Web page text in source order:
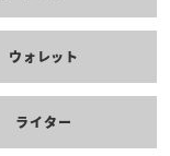
ウォレット
ライター